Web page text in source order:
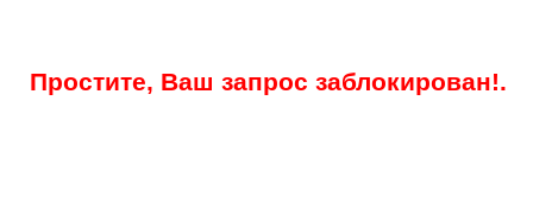
Простите, Ваш запрос заблокирован!.